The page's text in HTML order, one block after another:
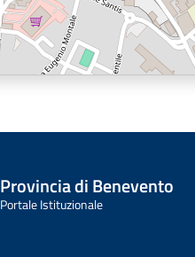
Provincia di Benevento
Portale Istituzionale